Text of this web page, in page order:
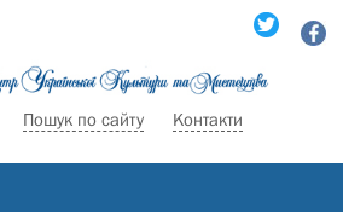
Пошук по сайту Контакти